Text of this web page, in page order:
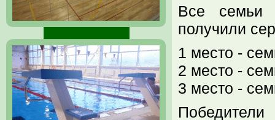
Все семьи
получили
1 место -
2 место -
3 место -